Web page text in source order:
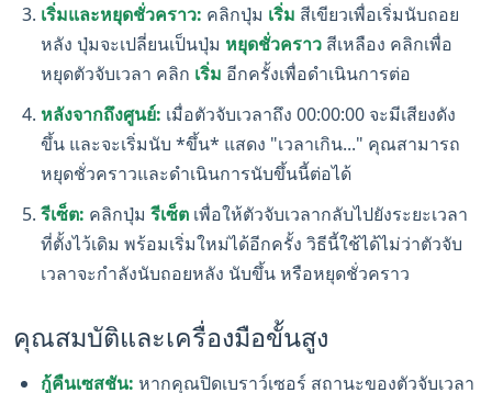
เริ่มและหยุดชั่วคราว: คลิกปุ่ม เริ่ม สีเขียวเพื่อเริ่มนับถอย
หลัง ปุ่มจะเปลี่ยนเป็นปุ่ม หยุดชั่วคราว สีเหลือง คลิกเพื่อ
หยุดตัวจับเวลา คลิก เริ่ม อีกครั้งเพื่อดำเนินการต่อ
หลังจากถึงศูนย์: เมื่อตัวจับเวลาถึง 00:00:00 จะมีเสียงดัง
ขึ้น และจะเริ่มนับ *ขึ้น* แสดง "เวลาเกิน..." คุณสามารถ
หยุดชั่วคราวและดำเนินการนับขึ้นนี้ต่อได้
รีเซ็ต: คลิกปุ่ม รีเซ็ต เพื่อให้ตัวจับเวลากลับไปยังระยะเวลา
ที่ตั้งไว้เดิม พร้อมเริ่มใหม่ได้อีกครั้ง วิธีนี้ใช้ได้ไม่ว่าตัวจับ
เวลาจะกำลังนับถอยหลัง นับขึ้น หรือหยุดชั่วคราว
คุณสมบัติและเครื่องมือขั้นสูง
กู้คืนเซสชัน: หากคุณปิดเบราว์เซอร์ สถานะของตัวจับเวลา